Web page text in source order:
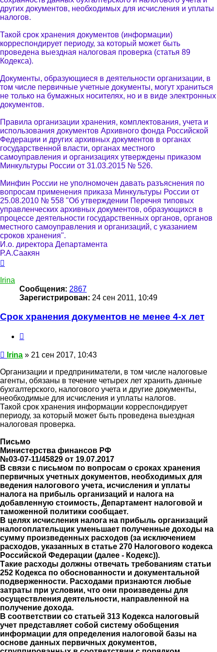
других документов, необходимых для исчисления и уплаты
налогов.
Такой срок хранения документов (информации)
корреспондирует периоду, за который может быть
проведена выездная налоговая проверка (статья 89
Кодекса).
Документы, образующиеся в деятельности организации, в
том числе первичные учетные документы, могут храниться
не только на бумажных носителях, но и в виде электронных
документов.
Правила организации хранения, комплектования, учета и
использования документов Архивного фонда Российской
Федерации и других архивных документов в органах
государственной власти, органах местного
самоуправления и организациях утверждены приказом
Минкультуры России от 31.03.2015 № 526.
Минфин России не уполномочен давать разъяснения по
вопросам применения приказа Минкультуры России от
25.08.2010 № 558 "Об утверждении Перечня типовых
управленческих архивных документов, образующихся в
процессе деятельности государственных органов, органов
местного самоуправления и организаций, с указанием
сроков хранения".
И.о. директора Департамента
Р.А.Саакян
началу
Irina
Сообщения: 2867
Зарегистрирован: 24 сен 2011, 10:49
Срок хранения документов не менее 4-х лет
Сообщение
Irina » 21 сен 2017, 10:43
Организации и предприниматели, в том числе налоговые
агенты, обязаны в течение четырех лет хранить данные
бухгалтерского, налогового учета и другие документы,
необходимые для исчисления и уплаты налогов.
Такой срок хранения информации корреспондирует
периоду, за который может быть проведена выездная
налоговая проверка.
Письмо
Министерства финансов РФ
№03-07-11/45829 от 19.07.2017
В связи с письмом по вопросам о сроках хранения
первичных учетных документов, необходимых для
ведения налогового учета, исчисления и уплаты
налога на прибыль организаций и налога на
добавленную стоимость, Департамент налоговой и
таможенной политики сообщает.
В целях исчисления налога на прибыль организаций
налогоплательщик уменьшает полученные доходы на
сумму произведенных расходов (за исключением
расходов, указанных в статье 270 Налогового кодекса
Российской Федерации (далее - Кодекс)).
Такие расходы должны отвечать требованиям статьи
252 Кодекса по обоснованности и документальной
подверженности. Расходами признаются любые
затраты при условии, что они произведены для
осуществления деятельности, направленной на
получение дохода.
В соответствии со статьей 313 Кодекса налоговый
учет представляет собой систему обобщения
информации для определения налоговой базы на
основе данных первичных документов,